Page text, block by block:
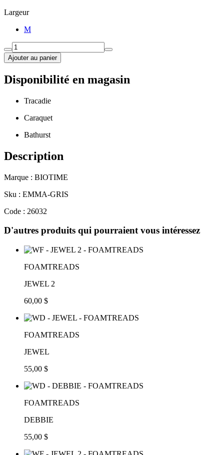
Largeur
M
Ajouter au panier
Disponibilité en magasin
Tracadie
Caraquet
Bathurst
Description
Marque : BIOTIME
Sku : EMMA-GRIS
Code : 26032
D'autres produits qui pourraient vous intéressez
FOAMTREADS
JEWEL 2
60,00 $
FOAMTREADS
JEWEL
55,00 $
FOAMTREADS
DEBBIE
55,00 $